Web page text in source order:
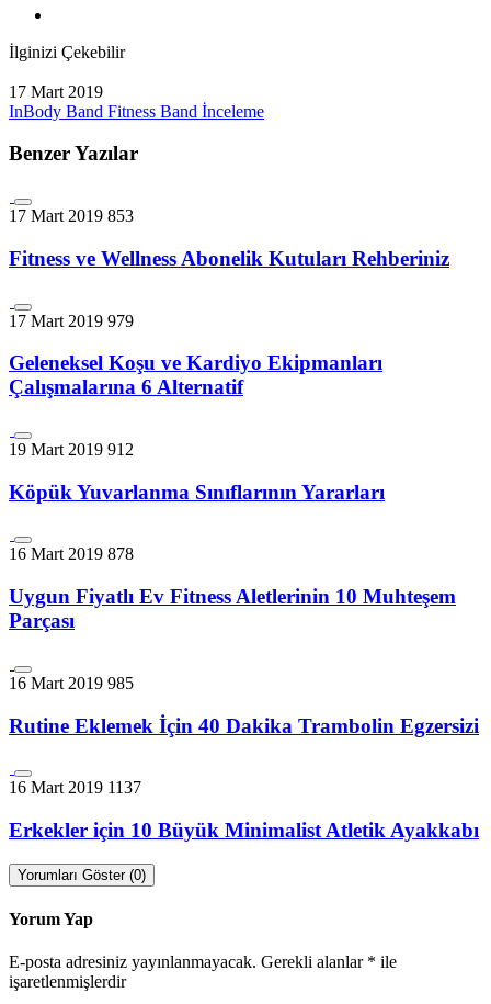
İlginizi Çekebilir
17 Mart 2019
InBody Band Fitness Band İnceleme
Benzer Yazılar
17 Mart 2019 853
Fitness ve Wellness Abonelik Kutuları Rehberiniz
17 Mart 2019 979
Geleneksel Koşu ve Kardiyo Ekipmanları
Çalışmalarına 6 Alternatif
19 Mart 2019 912
Köpük Yuvarlanma Sınıflarının Yararları
16 Mart 2019 878
Uygun Fiyatlı Ev Fitness Aletlerinin 10 Muhteşem
Parçası
16 Mart 2019 985
Rutine Eklemek İçin 40 Dakika Trambolin Egzersizi
16 Mart 2019 1137
Erkekler için 10 Büyük Minimalist Atletik Ayakkabı
Yorumları Göster (0)
Yorum Yap
E-posta adresiniz yayınlanmayacak. Gerekli alanlar * ile
işaretlenmişlerdir